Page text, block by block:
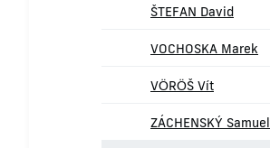
ŠTEFAN David
VOCHOSKA Marek
VÖRÖŠ Vít
ZÁCHENSKÝ Samuel